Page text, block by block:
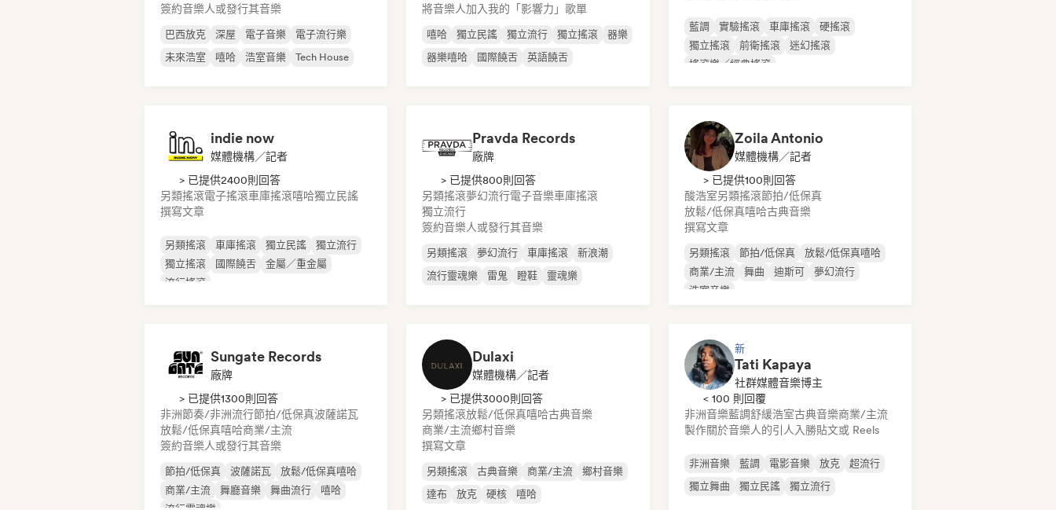
簽約音樂人或發行其音樂
巴西放克 深屋 電子音樂
電子流行樂
未來浩室
嘻哈 浩室音樂 Tech House
將音樂人加入我的「影響力」歌單
嘻哈 獨立民謠 獨立流行 獨立搖滾
器樂
器樂嘻哈
國際饒舌 英語饒舌
藍調 實驗搖滾 車庫搖滾
硬搖滾
獨立搖滾
前衛搖滾
迷幻搖滾
搖滾樂／經典搖滾
indie now
媒體機構／記者
> 已提供2400則回答
另類搖滾電子搖滾車庫搖滾嘻哈獨立民謠
撰寫文章
另類搖滾 車庫搖滾 獨立民謠
獨立流行
獨立搖滾
國際饒舌
金屬／重金屬
流行搖滾
Pravda Records
廠牌
> 已提供800則回答
另類搖滾夢幻流行電子音樂車庫搖滾
獨立流行
簽約音樂人或發行其音樂
另類搖滾 夢幻流行 車庫搖滾
新浪潮
流行靈魂樂
雷鬼 瞪鞋 靈魂樂
Zoila Antonio
媒體機構／記者
> 已提供100則回答
酸浩室另類搖滾節拍/低保真
放鬆/低保真嘻哈古典音樂
撰寫文章
另類搖滾 節拍/低保真
放鬆/低保真嘻哈
商業/主流
舞曲 迪斯可
夢幻流行
浩室音樂
Sungate Records
廠牌
> 已提供1300則回答
非洲節奏/非洲流行節拍/低保真波薩諾瓦
放鬆/低保真嘻哈商業/主流
簽約音樂人或發行其音樂
節拍/低保真 波薩諾瓦
放鬆/低保真嘻哈
商業/主流
舞廳音樂 舞曲流行
嘻哈
Dulaxi
媒體機構／記者
> 已提供3000則回答
另類搖滾放鬆/低保真嘻哈古典音樂
商業/主流鄉村音樂
撰寫文章
另類搖滾 古典音樂 商業/主流
鄉村音樂
達布
放克 硬核 嘻哈
新
Tati Kapaya
社群媒體音樂博主
< 100 則回覆
非洲音樂藍調舒緩浩室古典音樂商業/主流
製作關於音樂人的引人入勝貼文或 Reels
非洲音樂 藍調 電影音樂 放克
超流行
獨立舞曲
獨立民謠 獨立流行